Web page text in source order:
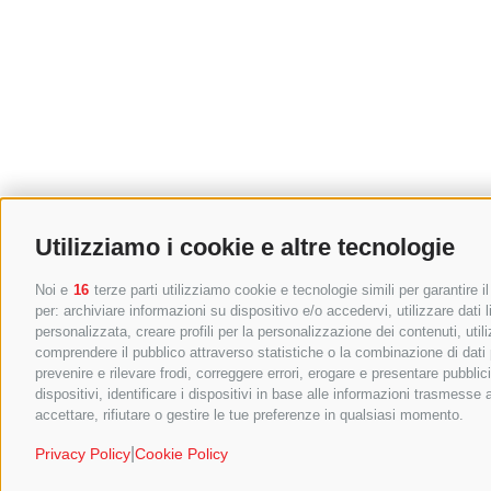
Utilizziamo i cookie e altre tecnologie
Noi e 16 terze parti utilizziamo cookie e tecnologie simili per garantire
per: archiviare informazioni su dispositivo e/o accedervi, utilizzare
personalizzata, creare profili per la personalizzazione dei contenuti,
comprendere il pubblico attraverso statistiche o la combinazione di
prevenire e rilevare frodi, correggere errori, erogare e presentare
dispositivi, identificare i dispositivi in base alle informazioni
accettare, rifiutare o gestire le tue preferenze in qualsiasi momento.
Privacy Policy Cookie Policy